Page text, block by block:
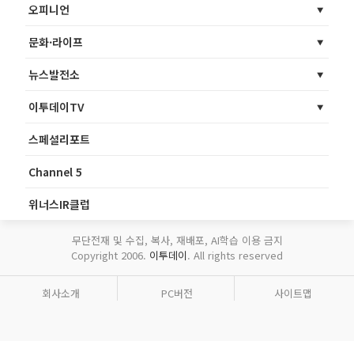
오피니언
문화·라이프
뉴스발전소
이투데이TV
스페셜리포트
Channel 5
위너스IR클럽
무단전재 및 수집, 복사, 재배포, AI학습 이용 금지
Copyright 2006. 이투데이. All rights reserved
회사소개 PC버전 사이트맵